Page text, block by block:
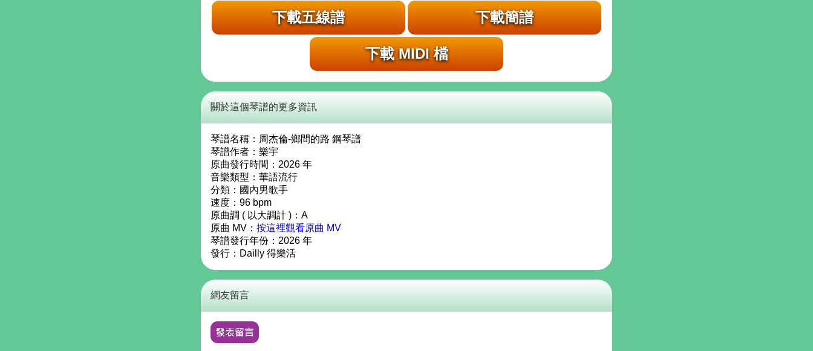
下載五線譜 下載簡譜
下載 MIDI 檔
關於這個琴譜的更多資訊
琴譜名稱： 周杰倫-鄉間的路 鋼琴譜
琴譜作者： 樂宇
原曲發行時間：2026 年
音樂類型：華語流行
分類：國內男歌手
速度：96 bpm
原曲調 ( 以大調計 )：A
原曲 MV： 按這裡觀看原曲 MV
琴譜發行年份： 2026 年
發行： Dailly 得樂活
網友留言